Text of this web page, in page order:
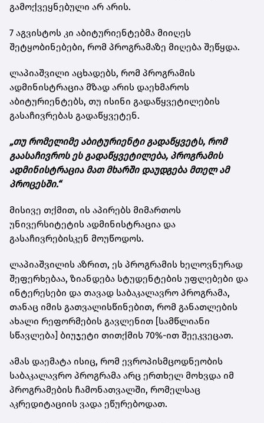
გამოქვეყნებული არ არის.
7 აგვისტოს კი აბიტურიენტებმა მიიღეს
შეტყობინებები, რომ პროგრამაზე მიღება შეწყდა.
ლაპიაშვილი აცხადებს, რომ პროგრამის
ადმინისტრაცია მზად არის დაეხმაროს
აბიტურიენტებს, თუ ისინი გადაწყვეტილების
გასაჩივრებას გადაწყვეტენ.
„თუ რომელიმე აბიტურიენტი გადაწყვეტს, რომ
გაასაჩივროს ეს გადაწყვეტილება, პროგრამის
ადმინისტრაცია მათ მხარში დაუდგება მთელ ამ
პროცესში.“
მისივე თქმით, ის აპირებს მიმართოს
უნივერსიტეტის ადმინისტრაცია და
გასაჩივრებისკენ მოუწოდოს.
ლაპიაშვილის აზრით, ეს პროგრამის ხელოვნურად
შეფერხებაა, ზიანდება სტუდენტების უფლებები და
ინტერესები და თავად საბაკალავრო პროგრამა,
თანაც იმის გათვალისწინებით, რომ განათლების
ახალი რეფორმების გავლენით [სამწლიანი
სწავლება] ბიუჯეტი თითქმის 70%-ით შეეკვეცათ.
ამას დაემატა ისიც, რომ ევროპისმცოდნეობის
საბაკალავრო პროგრამა არც ერთხელ მოხვდა იმ
პროგრამების ჩამონათვალში, რომელსაც
აკრედიტაციის ვადა ეწურებოდათ.